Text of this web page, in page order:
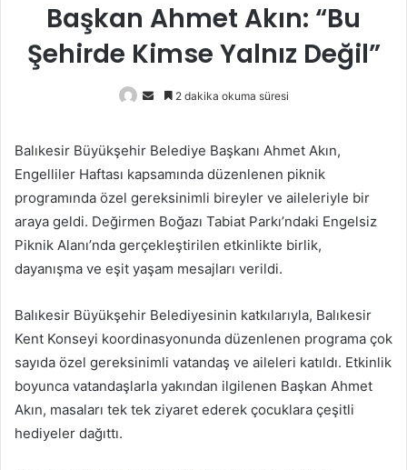
Başkan Ahmet Akın: “Bu
Şehirde Kimse Yalnız Değil”
Bir
göndermek
2 dakika okuma süresi
Balıkesir Büyükşehir Belediye Başkanı Ahmet Akın,
Engelliler Haftası kapsamında düzenlenen piknik
programında özel gereksinimli bireyler ve aileleriyle bir
araya geldi. Değirmen Boğazı Tabiat Parkı’ndaki Engelsiz
Piknik Alanı’nda gerçekleştirilen etkinlikte birlik,
dayanışma ve eşit yaşam mesajları verildi.
Balıkesir Büyükşehir Belediyesinin katkılarıyla, Balıkesir
Kent Konseyi koordinasyonunda düzenlenen programa çok
sayıda özel gereksinimli vatandaş ve aileleri katıldı. Etkinlik
boyunca vatandaşlarla yakından ilgilenen Başkan Ahmet
Akın, masaları tek tek ziyaret ederek çocuklara çeşitli
hediyeler dağıttı.